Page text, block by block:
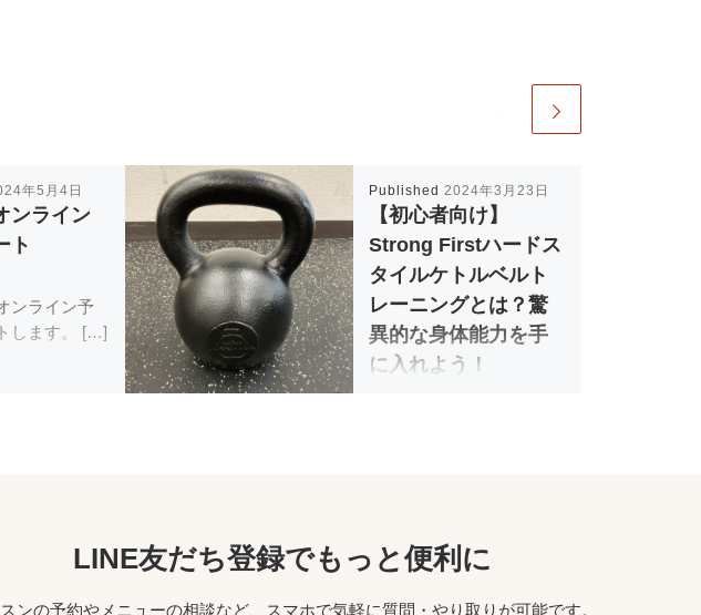
年5月4日
ンライン
ト
ンライン予
します。 […]
Published 2024年3月23日
【初心者向け】
Strong Firstハードス
タイルケトルベルト
レーニングとは？驚
異的な身体能力を手
に入れよう！
LINE友だち登録でもっと便利に
ンの予約やメニューの相談など、スマホで気軽に質問・やり取りが可能です。